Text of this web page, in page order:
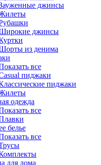
джинсы
джинсы
из денима
все
пиджаки
пиджаки
одежда
все
белье
все
для дома